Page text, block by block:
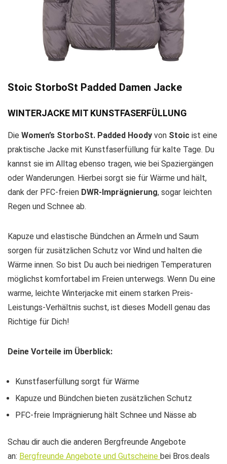
Stoic StorboSt Padded Damen Jacke
WINTERJACKE MIT KUNSTFASERFÜLLUNG
Die Women’s StorboSt. Padded Hoody von Stoic ist eine
praktische Jacke mit Kunstfaserfüllung für kalte Tage. Du
kannst sie im Alltag ebenso tragen, wie bei Spaziergängen
oder Wanderungen. Hierbei sorgt sie für Wärme und hält,
dank der PFC-freien DWR-Imprägnierung, sogar leichten
Regen und Schnee ab.
Kapuze und elastische Bündchen an Ärmeln und Saum
sorgen für zusätzlichen Schutz vor Wind und halten die
Wärme innen. So bist Du auch bei niedrigen Temperaturen
möglichst komfortabel im Freien unterwegs. Wenn Du eine
warme, leichte Winterjacke mit einem starken Preis-
Leistungs-Verhältnis suchst, ist dieses Modell genau das
Richtige für Dich!
Deine Vorteile im Überblick:
Kunstfaserfüllung sorgt für Wärme
Kapuze und Bündchen bieten zusätzlichen Schutz
PFC-freie Imprägnierung hält Schnee und Nässe ab
Schau dir auch die anderen Bergfreunde Angebote
an: Bergfreunde Angebote und Gutscheine bei Bros.deals